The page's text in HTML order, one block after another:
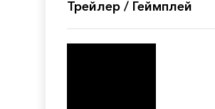
Трейлер / Геймплей